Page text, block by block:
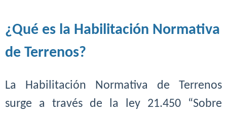
¿Qué es la Habilitación Normativa
de Terrenos?
La Habilitación Normativa de Terrenos
surge a través de la ley 21.450 “Sobre